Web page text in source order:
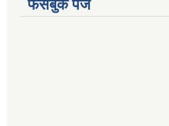
फेसबुक पेज